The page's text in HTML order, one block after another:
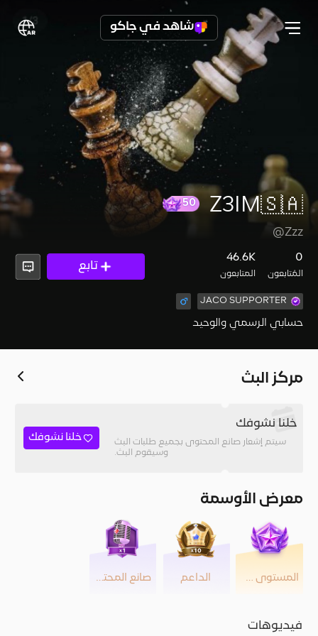
شاهد في جاكو
Z3IM🇸🇦
@Zzz
0
المُتابعون
46.6K
المتابعون
تابع
JACO SUPPORTER
حسابي الرسمي والوحيد
مركز البث
خلنا نشوفك
سيتم إشعار صانع المحتوى بجميع طلبات البث
وسيقوم البث.
خلنا نشوفك
معرض الأوسمة
المستوى 50 الداعم صانع المحتوى
فيديوهات